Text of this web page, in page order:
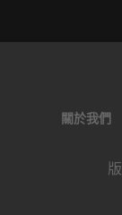
關於我們